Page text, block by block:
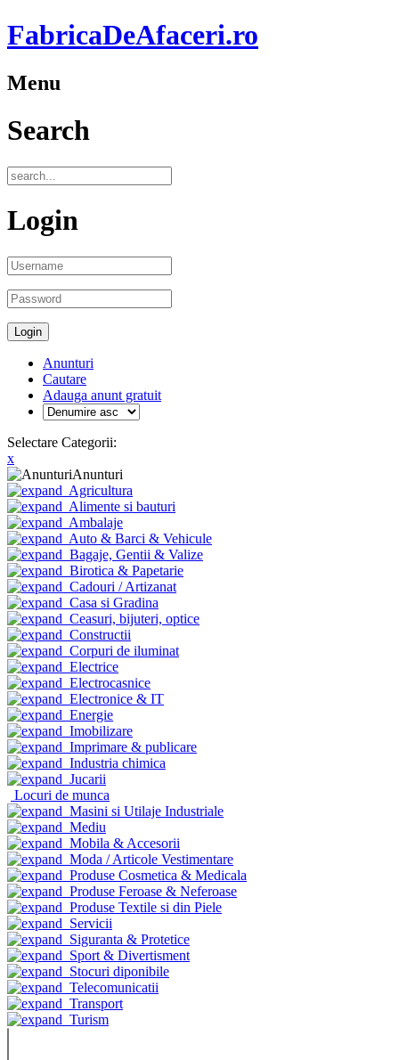
FabricaDeAfaceri.ro
Menu
Search
Login
Anunturi
Cautare
Adauga anunt gratuit
Selectare Categorii:
x
Anunturi
Agricultura
Alimente si bauturi
Ambalaje
Auto & Barci & Vehicule
Bagaje, Gentii & Valize
Birotica & Papetarie
Cadouri / Artizanat
Casa si Gradina
Ceasuri, bijuteri, optice
Constructii
Corpuri de iluminat
Electrice
Electrocasnice
Electronice & IT
Energie
Imobilizare
Imprimare & publicare
Industria chimica
Jucarii
Locuri de munca
Masini si Utilaje Industriale
Mediu
Mobila & Accesorii
Moda / Articole Vestimentare
Produse Cosmetica & Medicala
Produse Feroase & Neferoase
Produse Textile si din Piele
Servicii
Siguranta & Protetice
Sport & Divertisment
Stocuri diponibile
Telecomunicatii
Transport
Turism